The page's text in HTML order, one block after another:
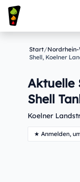
Start/
Shell, Koelner
Aktuelle
Shell
Koelner
★ Anmelden,